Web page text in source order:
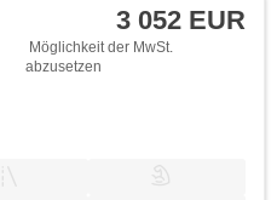
3 052 EUR
Möglichkeit der MwSt.
abzusetzen